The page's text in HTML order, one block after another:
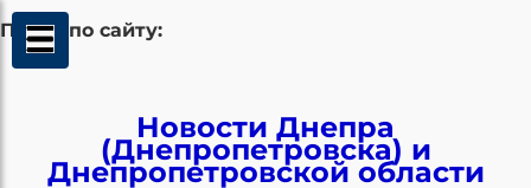
Поиск по сайту:
Новости Днепра
(Днепропетровска) и
Днепропетровской области